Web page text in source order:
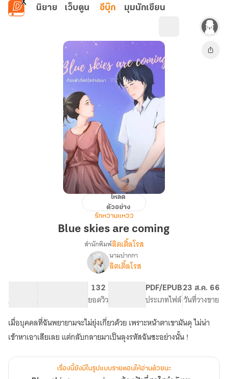
ข้ามไปยังเนื้อหาหลัก
นิยาย เว็บตูน อีบุ๊ก มุมนักเขียน
are
โหลด
ตัวอย่าง
รักหวานแหวว
Blue skies are coming
เรื่องBlue
skies
ที่
สดใส
กำลัง
สำนักพิมพ์ลิตเติ้ลโรส
นามปากกา
ลิตเติ้ลโรส
จำนวนคำ จำนวนหน้า (A5)
132
ยอดวิวระดับเนื้อหา
PDF/EPUB
ประเภทไฟล์
23 ส.ค. 66
วันที่วางขาย
เมื่อบุคคลที่ฉันพยายามจะไม่ยุ่งเกี่ยวด้วย เพราะหน้าตาเขามันดุ ไม่น่า
เข้าหาเอาเสียเลย แต่กลับกลายมาเป็นลุงรหัสฉันซะอย่างนั้น !
เรื่องนี้ยังมีในรูปแบบรายตอนให้อ่านด้วยนะ